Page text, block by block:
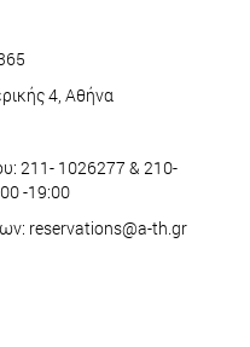
4, Aθήνα
211- 1026277 & 210-
-19:00
reservations@a-th.gr